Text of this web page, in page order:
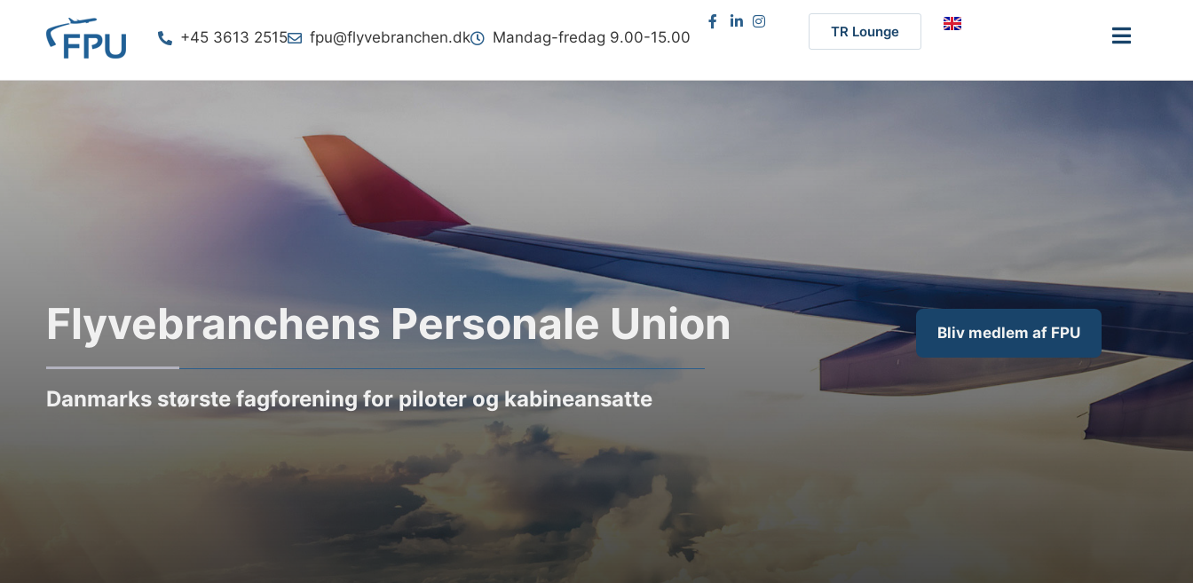
+45 3613 2515 fpu@flyvebranchen.dk Mandag-fredag 9.00-15.00 TR Lounge
Flyvebranchens Personale Union
Danmarks største fagforening for piloter og kabineansatte
Bliv medlem af FPU